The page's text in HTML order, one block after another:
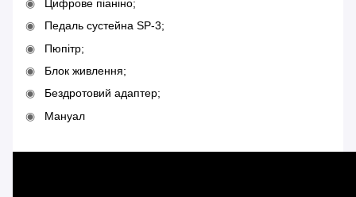
Цифрове піаніно;
Педаль сустейна SP-3;
Пюпітр;
Блок живлення;
Бездротовий адаптер;
Мануал